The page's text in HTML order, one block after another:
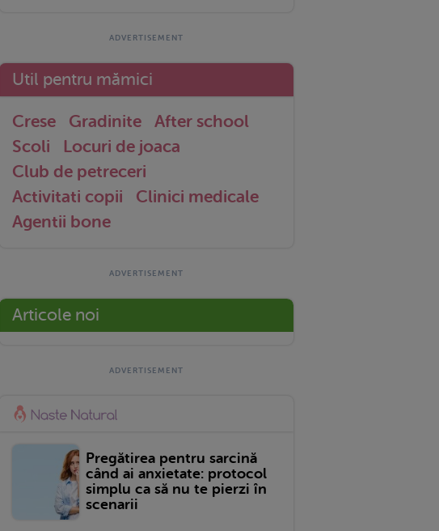
Util pentru mămici
Crese Gradinite
After school
Scoli
Locuri de joaca
Club de petreceri
Activitati copii
Clinici medicale
Agentii bone
Articole noi
Pregătirea pentru sarcină
când ai anxietate: protocol
simplu ca să nu te pierzi în
scenarii